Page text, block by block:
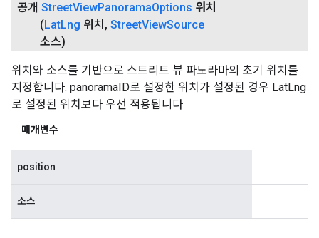
공개 StreetViewPanoramaOptions 위치
(LatLng 위치 , StreetViewSource
소스)
위치와 소스를 기반으로 스트리트 뷰 파노라마의 초기 위치를
지정합니다. panoramaID로 설정한 위치가 설정된 경우 LatLng
로 설정된 위치보다 우선 적용됩니다.
매개변수
position
소스